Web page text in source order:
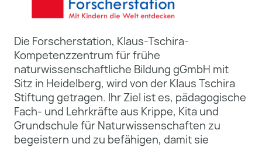
Die Forscherstation, Klaus-Tschira-
Kompetenzzentrum für frühe
naturwissenschaftliche Bildung gGmbH mit
Sitz in Heidelberg, wird von der Klaus Tschira
Stiftung getragen. Ihr Ziel ist es, pädagogische
Fach- und Lehrkräfte aus Krippe, Kita und
Grundschule für Naturwissenschaften zu
begeistern und zu befähigen, damit sie